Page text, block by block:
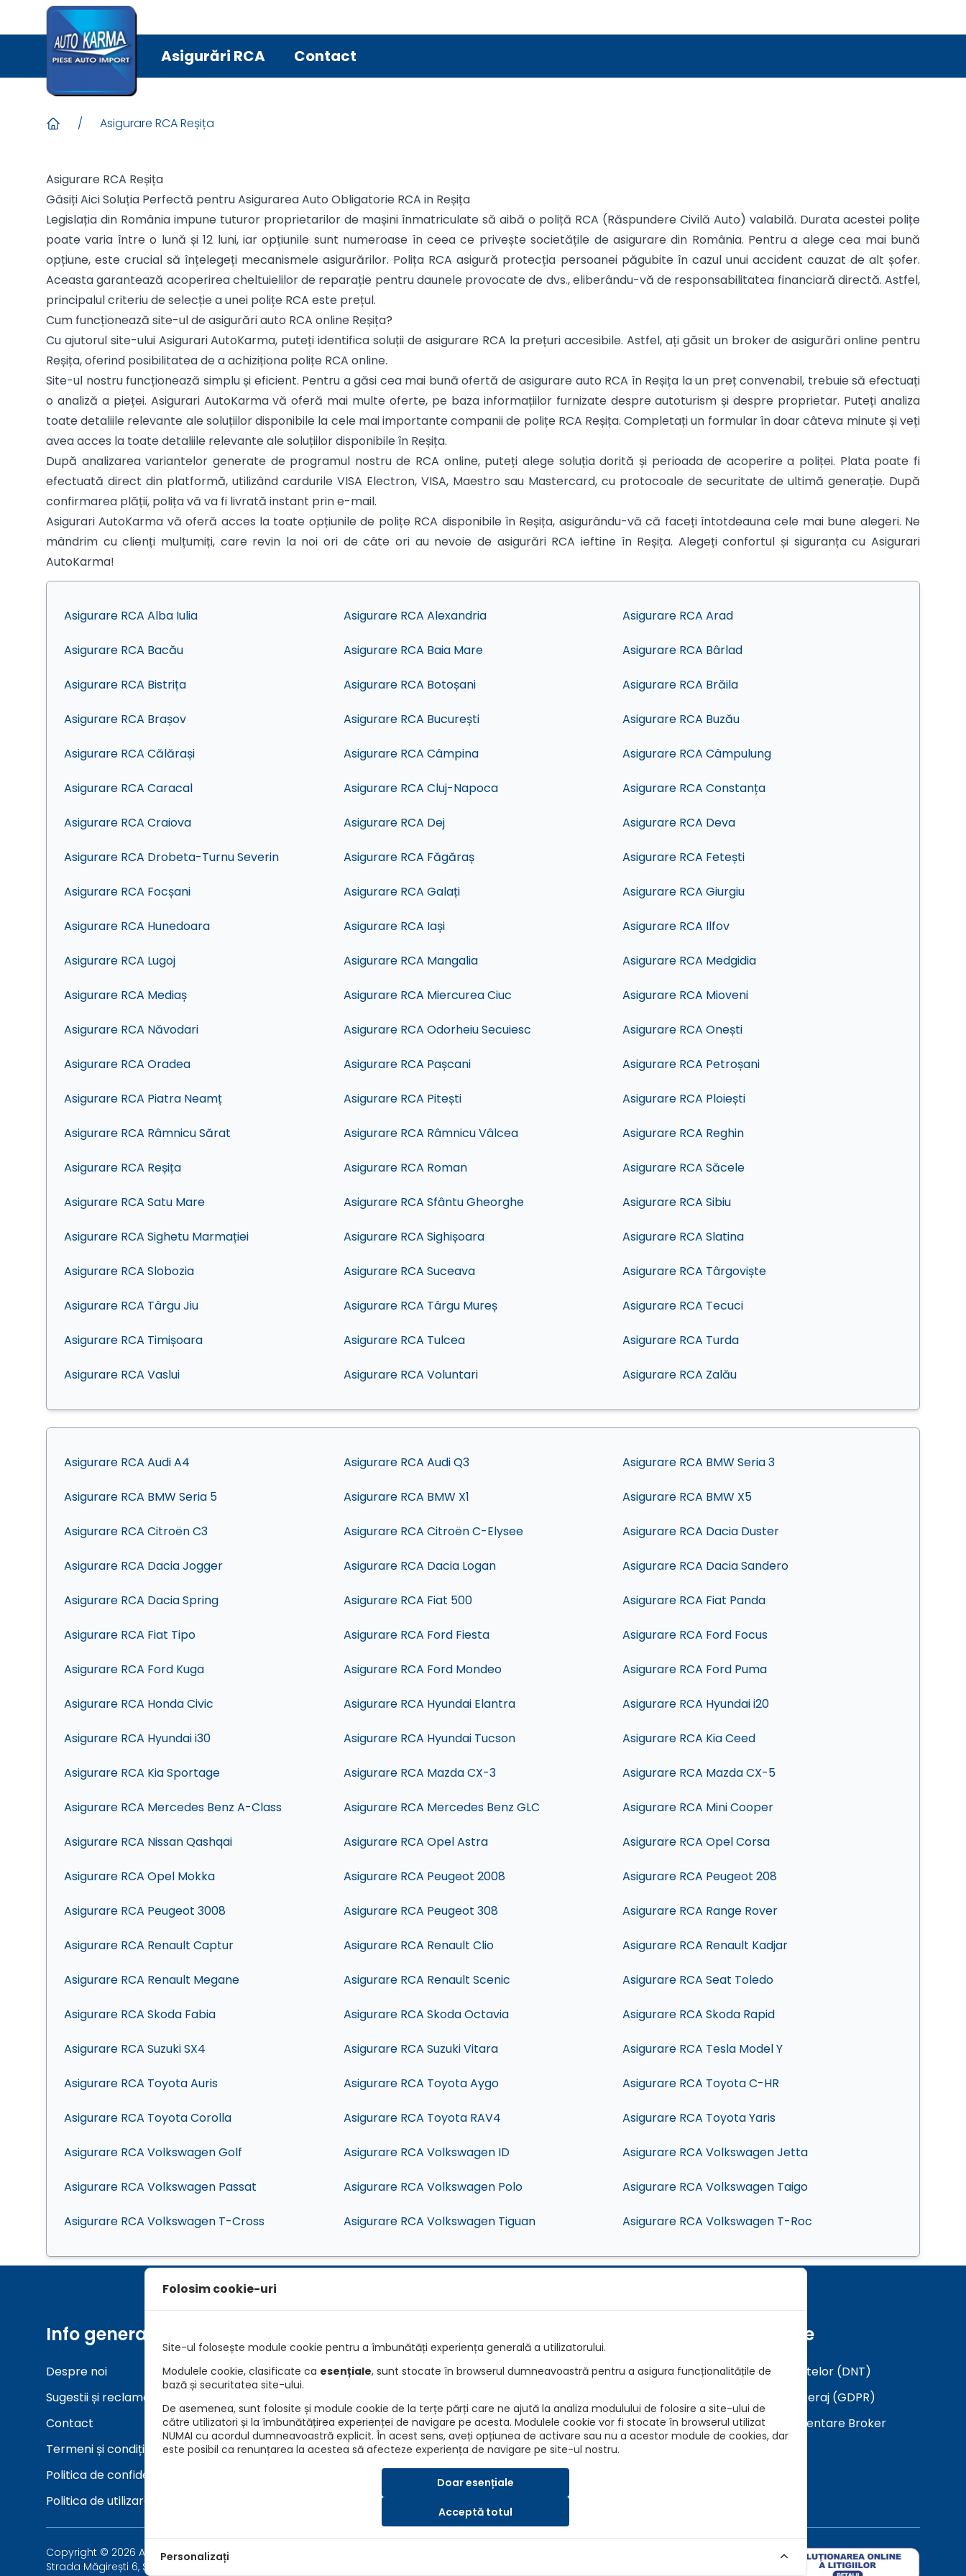
Asigurări RCA Contact
/ Asigurare RCA Reșița
Asigurare RCA Reșița
Găsiți Aici Soluția Perfectă pentru Asigurarea Auto Obligatorie RCA in Reșița
Legislația din România impune tuturor proprietarilor de mașini înmatriculate să aibă o poliță RCA (Răspundere Civilă Auto) valabilă. Durata acestei polițe
poate varia între o lună și 12 luni, iar opțiunile sunt numeroase în ceea ce privește societățile de asigurare din România. Pentru a alege cea mai bună
opțiune, este crucial să înțelegeți mecanismele asigurărilor. Polița RCA asigură protecția persoanei păgubite în cazul unui accident cauzat de alt șofer.
Aceasta garantează acoperirea cheltuielilor de reparație pentru daunele provocate de dvs., eliberându-vă de responsabilitatea financiară directă. Astfel,
principalul criteriu de selecție a unei polițe RCA este prețul.
Cum funcționează site-ul de asigurări auto RCA online Reșița?
Cu ajutorul site-ului Asigurari AutoKarma, puteți identifica soluții de asigurare RCA la prețuri accesibile. Astfel, ați găsit un broker de asigurări online pentru
Reșița, oferind posibilitatea de a achiziționa polițe RCA online.
Site-ul nostru funcționează simplu și eficient. Pentru a găsi cea mai bună ofertă de asigurare auto RCA în Reșița la un preț convenabil, trebuie să efectuați
o analiză a pieței. Asigurari AutoKarma vă oferă mai multe oferte, pe baza informațiilor furnizate despre autoturism și despre proprietar. Puteți analiza
toate detaliile relevante ale soluțiilor disponibile la cele mai importante companii de polițe RCA Reșița. Completați un formular în doar câteva minute și veți
avea acces la toate detaliile relevante ale soluțiilor disponibile în Reșița.
După analizarea variantelor generate de programul nostru de RCA online, puteți alege soluția dorită și perioada de acoperire a poliței. Plata poate fi
efectuată direct din platformă, utilizând cardurile VISA Electron, VISA, Maestro sau Mastercard, cu protocoale de securitate de ultimă generație. După
confirmarea plății, polița vă va fi livrată instant prin e-mail.
Asigurari AutoKarma vă oferă acces la toate opțiunile de polițe RCA disponibile în Reșița, asigurându-vă că faceți întotdeauna cele mai bune alegeri. Ne
mândrim cu clienți mulțumiți, care revin la noi ori de câte ori au nevoie de asigurări RCA ieftine în Reșița. Alegeți confortul și siguranța cu Asigurari
AutoKarma!
Asigurare RCA Alba Iulia Asigurare RCA Alexandria Asigurare RCA Arad
Asigurare RCA Bacău Asigurare RCA Baia Mare Asigurare RCA Bârlad
Asigurare RCA Bistrița Asigurare RCA Botoșani Asigurare RCA Brăila
Asigurare RCA Brașov Asigurare RCA București Asigurare RCA Buzău
Asigurare RCA Călărași Asigurare RCA Câmpina Asigurare RCA Câmpulung
Asigurare RCA Caracal Asigurare RCA Cluj-Napoca Asigurare RCA Constanța
Asigurare RCA Craiova Asigurare RCA Dej Asigurare RCA Deva
Asigurare RCA Drobeta-Turnu Severin Asigurare RCA Făgăraș Asigurare RCA Fetești
Asigurare RCA Focșani Asigurare RCA Galați Asigurare RCA Giurgiu
Asigurare RCA Hunedoara Asigurare RCA Iași Asigurare RCA Ilfov
Asigurare RCA Lugoj Asigurare RCA Mangalia Asigurare RCA Medgidia
Asigurare RCA Mediaș Asigurare RCA Miercurea Ciuc Asigurare RCA Mioveni
Asigurare RCA Năvodari Asigurare RCA Odorheiu Secuiesc Asigurare RCA Onești
Asigurare RCA Oradea Asigurare RCA Pașcani Asigurare RCA Petroșani
Asigurare RCA Piatra Neamț Asigurare RCA Pitești Asigurare RCA Ploiești
Asigurare RCA Râmnicu Sărat Asigurare RCA Râmnicu Vâlcea Asigurare RCA Reghin
Asigurare RCA Reșița Asigurare RCA Roman Asigurare RCA Săcele
Asigurare RCA Satu Mare Asigurare RCA Sfântu Gheorghe Asigurare RCA Sibiu
Asigurare RCA Sighetu Marmației Asigurare RCA Sighișoara Asigurare RCA Slatina
Asigurare RCA Slobozia Asigurare RCA Suceava Asigurare RCA Târgoviște
Asigurare RCA Târgu Jiu Asigurare RCA Târgu Mureș Asigurare RCA Tecuci
Asigurare RCA Timișoara Asigurare RCA Tulcea Asigurare RCA Turda
Asigurare RCA Vaslui Asigurare RCA Voluntari Asigurare RCA Zalău
Asigurare RCA Audi A4 Asigurare RCA Audi Q3 Asigurare RCA BMW Seria 3
Asigurare RCA BMW Seria 5 Asigurare RCA BMW X1 Asigurare RCA BMW X5
Asigurare RCA Citroën C3 Asigurare RCA Citroën C-Elysee Asigurare RCA Dacia Duster
Asigurare RCA Dacia Jogger Asigurare RCA Dacia Logan Asigurare RCA Dacia Sandero
Asigurare RCA Dacia Spring Asigurare RCA Fiat 500 Asigurare RCA Fiat Panda
Asigurare RCA Fiat Tipo Asigurare RCA Ford Fiesta Asigurare RCA Ford Focus
Asigurare RCA Ford Kuga Asigurare RCA Ford Mondeo Asigurare RCA Ford Puma
Asigurare RCA Honda Civic Asigurare RCA Hyundai Elantra Asigurare RCA Hyundai i20
Asigurare RCA Hyundai i30 Asigurare RCA Hyundai Tucson Asigurare RCA Kia Ceed
Asigurare RCA Kia Sportage Asigurare RCA Mazda CX-3 Asigurare RCA Mazda CX-5
Asigurare RCA Mercedes Benz A-Class Asigurare RCA Mercedes Benz GLC Asigurare RCA Mini Cooper
Asigurare RCA Nissan Qashqai Asigurare RCA Opel Astra Asigurare RCA Opel Corsa
Asigurare RCA Opel Mokka Asigurare RCA Peugeot 2008 Asigurare RCA Peugeot 208
Asigurare RCA Peugeot 3008 Asigurare RCA Peugeot 308 Asigurare RCA Range Rover
Asigurare RCA Renault Captur Asigurare RCA Renault Clio Asigurare RCA Renault Kadjar
Asigurare RCA Renault Megane Asigurare RCA Renault Scenic Asigurare RCA Seat Toledo
Asigurare RCA Skoda Fabia Asigurare RCA Skoda Octavia Asigurare RCA Skoda Rapid
Asigurare RCA Suzuki SX4 Asigurare RCA Suzuki Vitara Asigurare RCA Tesla Model Y
Asigurare RCA Toyota Auris Asigurare RCA Toyota Aygo Asigurare RCA Toyota C-HR
Asigurare RCA Toyota Corolla Asigurare RCA Toyota RAV4 Asigurare RCA Toyota Yaris
Asigurare RCA Volkswagen Golf Asigurare RCA Volkswagen ID Asigurare RCA Volkswagen Jetta
Asigurare RCA Volkswagen Passat Asigurare RCA Volkswagen Polo Asigurare RCA Volkswagen Taigo
Asigurare RCA Volkswagen T-Cross Asigurare RCA Volkswagen Tiguan Asigurare RCA Volkswagen T-Roc
Info generale
Despre noi
Sugestii și reclamații
Contact
Termeni și condiții
Politica de confidențialitate
Politica de utilizare cookie-uri
Asigurare RCA
Detalii asiguratori
ANPC
BAAR
ASF
Formulare
Analiza a Cerintelor (DNT)
Mandat in Brokeraj (GDPR)
Descarca Prezentare Broker
Copyright © 2026 Asigurari AutoKarma - Auto Vida Tech SRL, Nr. Reg. Com.: J40/7173/2019, CUI: 41202015
Strada Măgirești 6, Sector 1, București 010926, România, Email: asigurari@autokarma.ro
Folosim cookie-uri
Site-ul folosește module cookie pentru a îmbunătăți experiența generală a utilizatorului.
Modulele cookie, clasificate ca esențiale, sunt stocate în browserul dumneavoastră pentru a asigura funcționalitățile de
bază și securitatea site-ului.
De asemenea, sunt folosite și module cookie de la terțe părți care ne ajută la analiza modulului de folosire a site-ului de
către utilizatori și la îmbunătățirea experienței de navigare pe acesta. Modulele cookie vor fi stocate în browserul utilizat
NUMAI cu acordul dumneavoastră explicit. În acest sens, aveți opțiunea de activare sau nu a acestor module de cookies, dar
este posibil ca renunțarea la acestea să afecteze experiența de navigare pe site-ul nostru.
Doar esențiale
Acceptă totul
Personalizați